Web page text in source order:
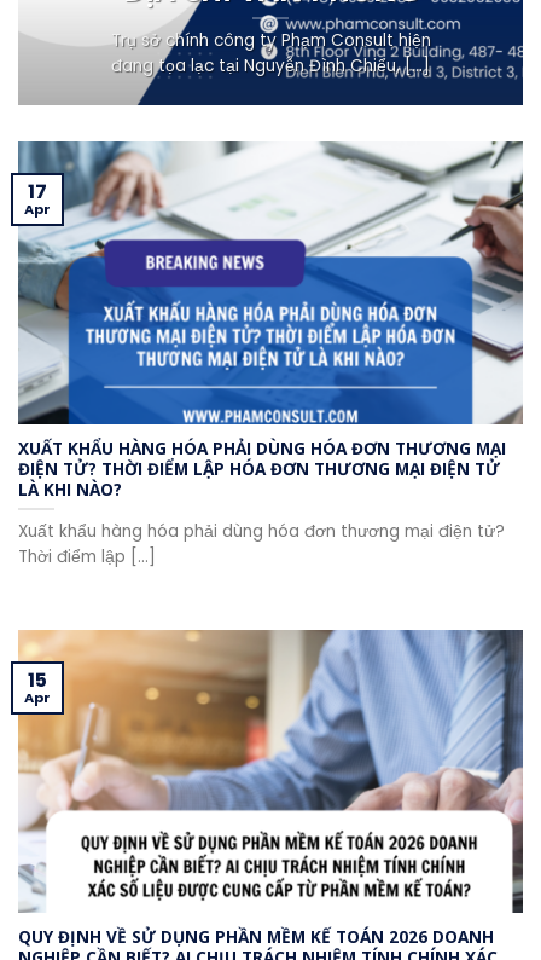
Trụ sở chính công ty Phạm Consult hiện
đang tọa lạc tại Nguyễn Đình Chiểu, [...]
XUẤT KHẨU HÀNG HÓA PHẢI DÙNG HÓA ĐƠN THƯƠNG MẠI
ĐIỆN TỬ? THỜI ĐIỂM LẬP HÓA ĐƠN THƯƠNG MẠI ĐIỆN TỬ
LÀ KHI NÀO?
Xuất khẩu hàng hóa phải dùng hóa đơn thương mại điện tử?
Thời điểm lập [...]
17
Apr
QUY ĐỊNH VỀ SỬ DỤNG PHẦN MỀM KẾ TOÁN 2026 DOANH
15
Apr